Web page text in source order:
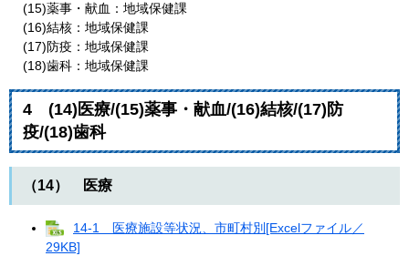
(15)薬事・献血：地域保健課
(16)結核：地域保健課
(17)防疫：地域保健課
(18)歯科：地域保健課
4 (14)医療/(15)薬事・献血/(16)結核/(17)防
疫/(18)歯科
（14） 医療
14-1 医療施設等状況、市町村別[Excelファイル／
29KB]